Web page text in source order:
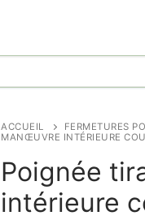
ACCUEIL FERMETURES
MANŒUVRE INTÉRIEURE
Poignée
intérieure